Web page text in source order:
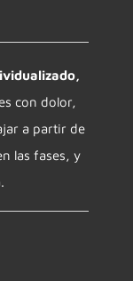
con dolor,
a partir de
las fases, y